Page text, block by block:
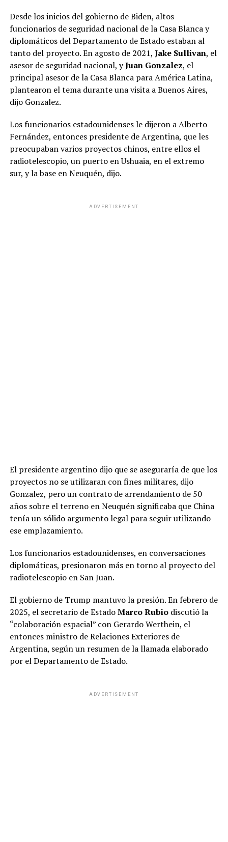
Desde los inicios del gobierno de Biden, altos
funcionarios de seguridad nacional de la Casa Blanca y
diplomáticos del Departamento de Estado estaban al
tanto del proyecto. En agosto de 2021, Jake Sullivan, el
asesor de seguridad nacional, yJuan Gonzalez, el
principal asesor de la Casa Blanca para América Latina,
plantearon el tema durante una visita a Buenos Aires,
dijo Gonzalez.
Los funcionarios estadounidenses le dijeron a Alberto
Fernández, entonces presidente de Argentina, que les
preocupaban varios proyectos chinos, entre ellos el
radiotelescopio, un puerto en Ushuaia, en el extremo
sur, y la base en Neuquén, dijo.
ADVERTISEMENT
El presidente argentino dijo que se aseguraría de que los
proyectos no se utilizaran con fines militares, dijo
Gonzalez, pero un contrato de arrendamiento de 50
años sobre el terreno en Neuquén significaba que China
tenía un sólido argumento legal para seguir utilizando
ese emplazamiento.
Los funcionarios estadounidenses, en conversaciones
diplomáticas, presionaron más en torno al proyecto del
radiotelescopio en San Juan.
El gobierno de Trump mantuvo la presión. En febrero de
2025, el secretario de EstadoMarco Rubiodiscutió la
“colaboración espacial” con Gerardo Werthein, el
entonces ministro de Relaciones Exteriores de
Argentina, según un resumen de la llamada elaborado
por el Departamento de Estado.
ADVERTISEMENT